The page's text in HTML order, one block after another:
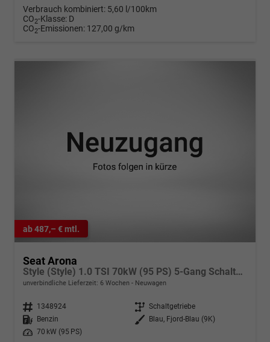
Verbrauch kombiniert: 5,60 l/100km
CO2-Klasse: D
CO2-Emissionen: 127,00 g/km
ab 487,– € mtl.
Seat Arona
Style (Style) 1.0 TSI 70kW (95 PS) 5-Gang Schaltgetriebe
unverbindliche Lieferzeit: 6 Wochen Neuwagen
Fahrzeugnr. 1348924 Getriebe Schaltgetriebe
Kraftstoff
Benzin Außenfarbe
Blau, Fjord-Blau (9K)
Leistung
70 kW (95 PS)